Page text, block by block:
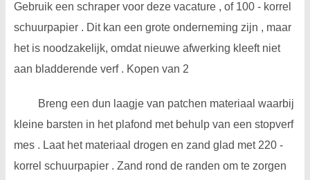
Gebruik een schraper voor deze vacature , of 100 - korrel
schuurpapier . Dit kan een grote onderneming zijn , maar
het is noodzakelijk, omdat nieuwe afwerking kleeft niet
aan bladderende verf . Kopen van 2
Breng een dun laagje van patchen materiaal waarbij
kleine barsten in het plafond met behulp van een stopverf
mes . Laat het materiaal drogen en zand glad met 220 -
korrel schuurpapier . Zand rond de randen om te zorgen